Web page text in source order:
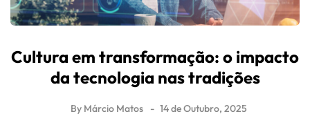
Cultura em transformação: o impacto
da tecnologia nas tradições
By Márcio Matos 14 de Outubro, 2025